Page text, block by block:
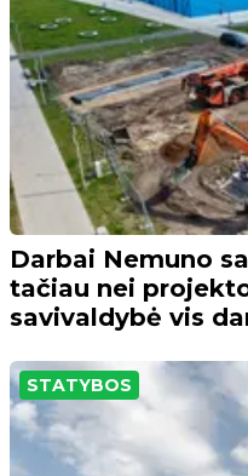
Darbai Nemuno
tačiau nei
savivaldybė vis
STATYBOS